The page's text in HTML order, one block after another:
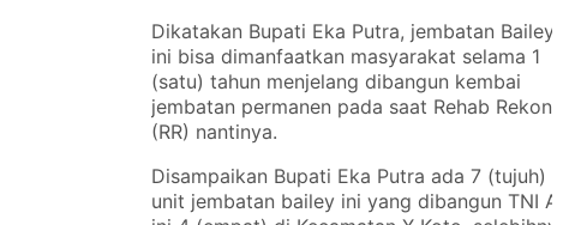
Dikatakan Bupati Eka Putra, jembatan Bailey
ini bisa dimanfaatkan masyarakat selama 1
(satu) tahun menjelang dibangun kembai
jembatan permanen pada saat Rehab Rekon
(RR) nantinya.
Disampaikan Bupati Eka Putra ada 7 (tujuh)
unit jembatan bailey ini yang dibangun TNI AD